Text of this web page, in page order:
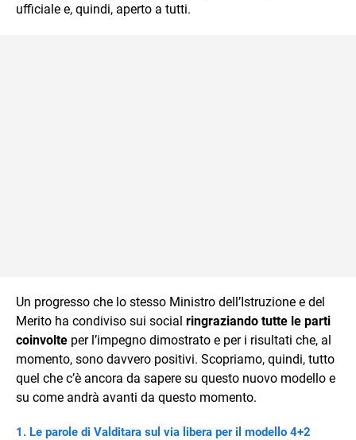
ufficiale e, quindi, aperto a tutti.
Un progresso che lo stesso Ministro dell’Istruzione e del
Merito ha condiviso sui social ringraziando tutte le parti
coinvolte per l’impegno dimostrato e per i risultati che, al
momento, sono davvero positivi. Scopriamo, quindi, tutto
quel che c’è ancora da sapere su questo nuovo modello e
su come andrà avanti da questo momento.
Le parole di Valditara sul via libera per il modello 4+2